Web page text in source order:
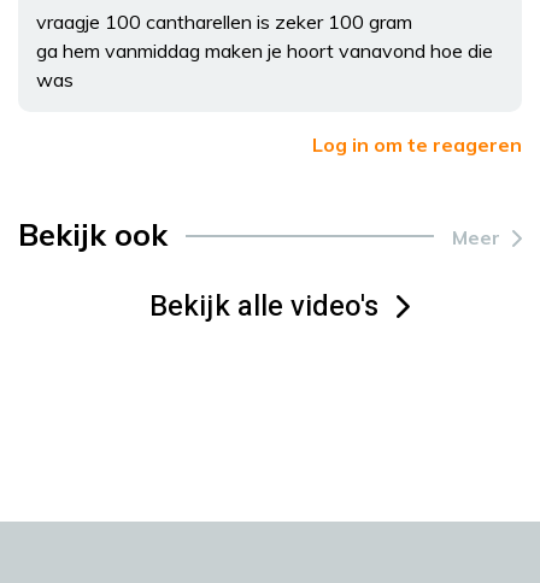
vraagje 100 cantharellen is zeker 100 gram
ga hem vanmiddag maken je hoort vanavond hoe die
was
Log in om te reageren
Bekijk ook Meer
Bekijk alle video's